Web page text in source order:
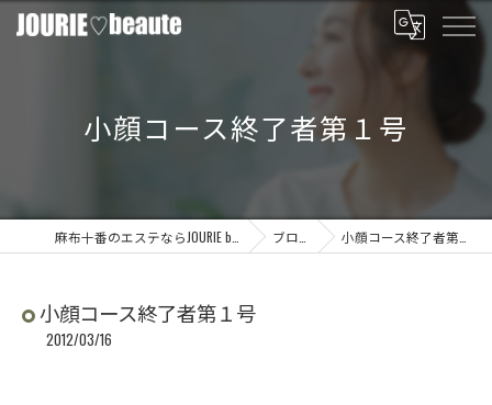
小顔コース終了者第１号
ブログ 小顔コース終了者第１号
小顔コース終了者第１号
2012/03/16